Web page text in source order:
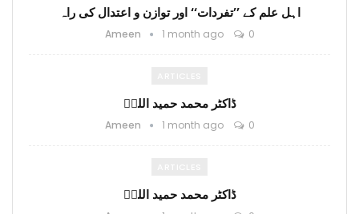
اہل علم کے ’’تفردات‘‘ اور توازن و اعتدال کی راہ
Ameen 1 month ago 0
ڈاکٹر محمد حمید اللہؒ
Ameen 1 month ago 0
ڈاکٹر محمد حمید اللہؒ